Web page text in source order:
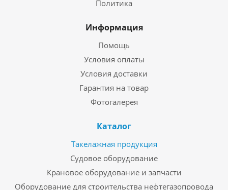
Политика
Информация
Помощь
Условия оплаты
Условия доставки
Гарантия на товар
Фотогалерея
Каталог
Такелажная продукция
Судовое оборудование
Крановое оборудование и запчасти
Оборудование для строительства нефтегазопровода